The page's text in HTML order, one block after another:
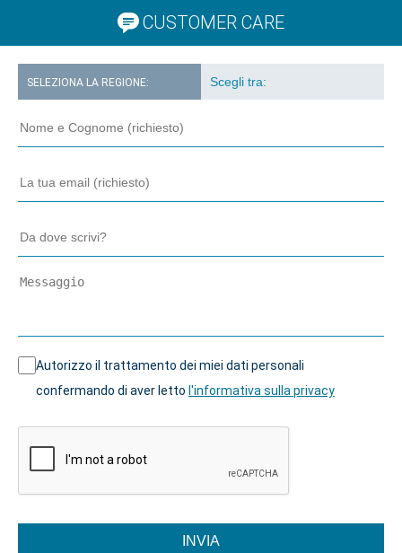
CUSTOMER CARE
SELEZIONA LA REGIONE:
Autorizzo il trattamento dei miei dati personali
confermando di aver letto l'informativa sulla privacy
INVIA